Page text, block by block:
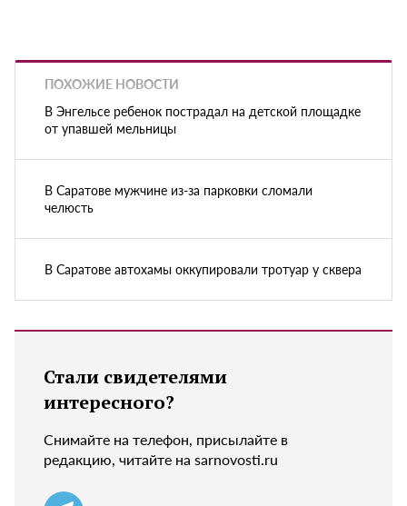
ПОХОЖИЕ НОВОСТИ
В Энгельсе ребенок пострадал на детской площадке
от упавшей мельницы
В Саратове мужчине из-за парковки сломали
челюсть
В Саратове автохамы оккупировали тротуар у сквера
Стали свидетелями
интересного?
Снимайте на телефон, присылайте в
редакцию, читайте на sarnovosti.ru